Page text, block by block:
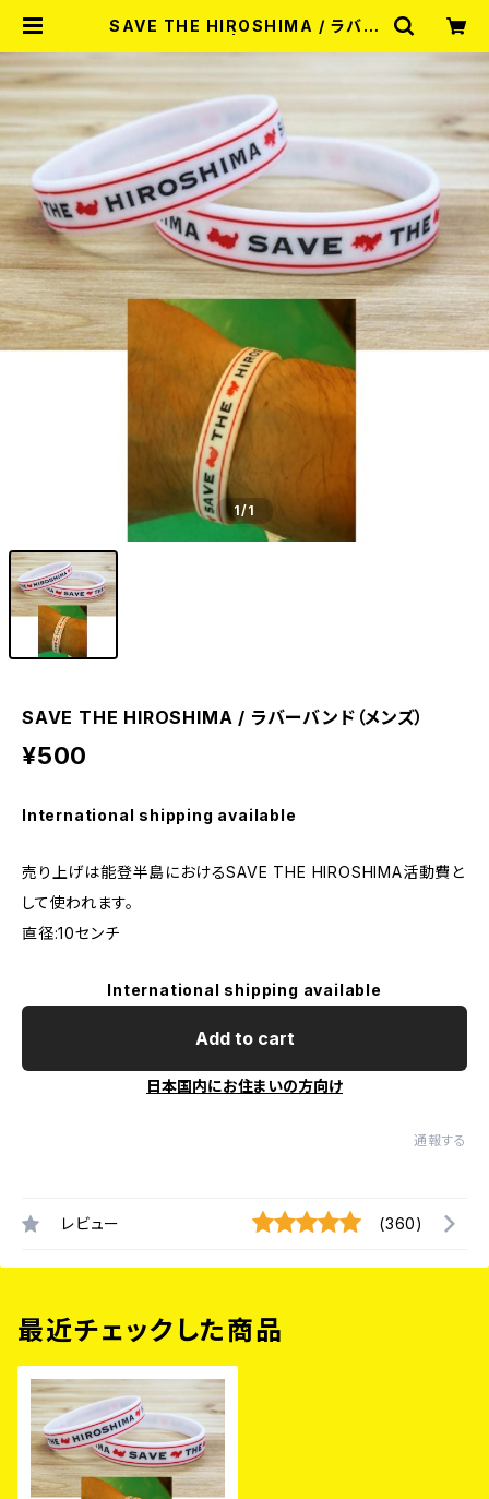
SAVE THE HIROSHIMA / ラバー
1/1
SAVE THE HIROSHIMA / ラバーバンド（メンズ）
¥500
International shipping available
売り上げは能登半島におけるSAVE THE HIROSHIMA活動費と
して使われます。
直径:10センチ
International shipping available
Add to cart
日本国内にお住まいの方向け
通報する
レビュー (360)
最近チェックした商品